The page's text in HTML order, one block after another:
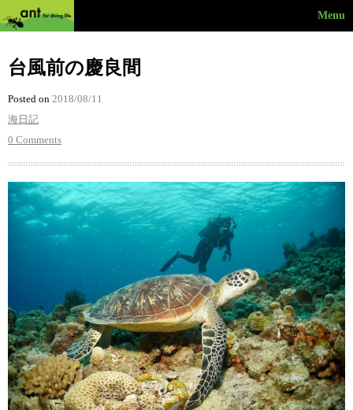
Menu
台風前の慶良間
Posted on 2018/08/11
海日記
0 Comments